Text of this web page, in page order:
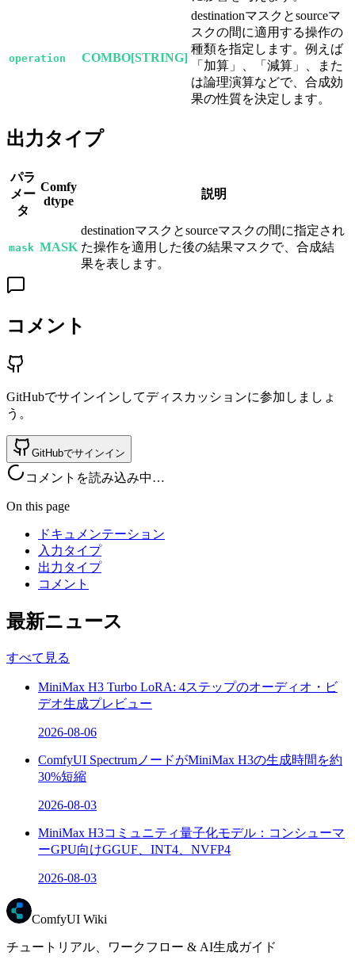
operation COMBO[STRING]
destinationマスクとsourceマ
スクの間に適用する操作の
種類を指定します。例えば
「加算」、「減算」、また
は論理演算などで、合成効
果の性質を決定します。
出力タイプ
パラ
メー
タ
Comfy
dtype
説明
mask MASK
destinationマスクとsourceマスクの間に指定され
た操作を適用した後の結果マスクで、合成結
果を表します。
コメント
GitHubでサインインしてディスカッションに参加しましょ
う。
GitHubでサインイン
コメントを読み込み中…
On this page
ドキュメンテーション
入力タイプ
出力タイプ
コメント
最新ニュース
すべて見る
MiniMax H3 Turbo LoRA: 4ステップのオーディオ・ビ
デオ生成プレビュー
2026-08-06
ComfyUI SpectrumノードがMiniMax H3の生成時間を約
30%短縮
2026-08-03
MiniMax H3コミュニティ量子化モデル：コンシューマ
ーGPU向けGGUF、INT4、NVFP4
2026-08-03
ComfyUI Wiki
チュートリアル、ワークフロー & AI生成ガイド